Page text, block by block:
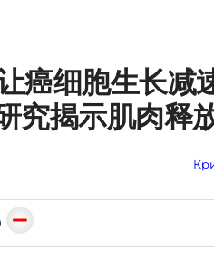
癌细胞生长减
揭示肌肉释